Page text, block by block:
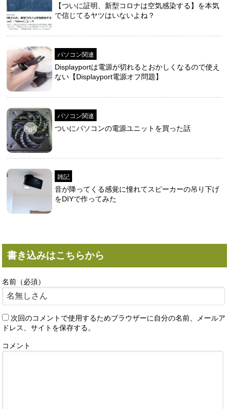
【ついに証明、新型コロナは空気感染する】を本気
で信じてるヤツはいないよね？
パソコン関連
Displayportは電源が切れるとおかしくなるので使え
ない【Displayport電源オフ問題】
パソコン関連
ついにパソコンの電源ユニットを買った話
雑記
音が降ってくる感覚に憧れてスピーカーの吊り下げ
をDIYで作ってみた
書き込みはこちらから
名前（必須）
次回のコメントで使用するためブラウザーに自分の名前、メールア
ドレス、サイトを保存する。
コメント